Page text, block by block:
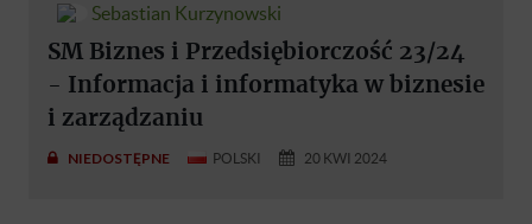
Sebastian Kurzynowski
SM Biznes i Przedsiębiorczość 23/24
- Informacja i informatyka w biznesie
i zarządzaniu
NIEDOSTĘPNE POLSKI 20 KWI 2024